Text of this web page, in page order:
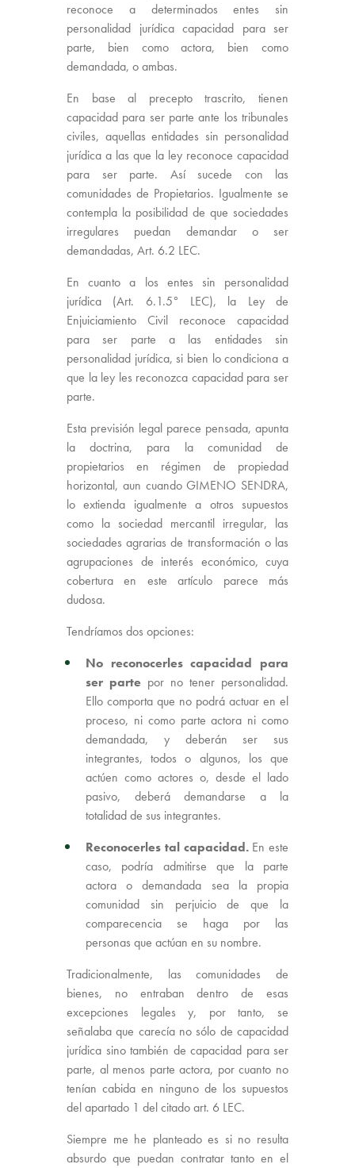
reconoce a determinados entes sin
personalidad jurídica capacidad para ser
parte, bien como actora, bien como
demandada, o ambas.
En base al precepto trascrito, tienen
capacidad para ser parte ante los tribunales
civiles, aquellas entidades sin personalidad
jurídica a las que la ley reconoce capacidad
para ser parte. Así sucede con las
comunidades de Propietarios. Igualmente se
contempla la posibilidad de que sociedades
irregulares puedan demandar o ser
demandadas, Art. 6.2 LEC.
En cuanto a los entes sin personalidad
jurídica (Art. 6.1.5° LEC), la Ley de
Enjuiciamiento Civil reconoce capacidad
para ser parte a las entidades sin
personalidad jurídica, si bien lo condiciona a
que la ley les reconozca capacidad para ser
parte.
Esta previsión legal parece pensada, apunta
la doctrina, para la comunidad de
propietarios en régimen de propiedad
horizontal, aun cuando GIMENO SENDRA,
lo extienda igualmente a otros supuestos
como la sociedad mercantil irregular, las
sociedades agrarias de transformación o las
agrupaciones de interés económico, cuya
cobertura en este artículo parece más
dudosa.
Tendríamos dos opciones:
No reconocerles capacidad para
ser parte por no tener personalidad.
Ello comporta que no podrá actuar en el
proceso, ni como parte actora ni como
demandada, y deberán ser sus
integrantes, todos o algunos, los que
actúen como actores o, desde el lado
pasivo, deberá demandarse a la
totalidad de sus integrantes.
Reconocerles tal capacidad. En este
caso, podría admitirse que la parte
actora o demandada sea la propia
comunidad sin perjuicio de que la
comparecencia se haga por las
personas que actúan en su nombre.
Tradicionalmente, las comunidades de
bienes, no entraban dentro de esas
excepciones legales y, por tanto, se
señalaba que carecía no sólo de capacidad
jurídica sino también de capacidad para ser
parte, al menos parte actora, por cuanto no
tenían cabida en ninguno de los supuestos
del apartado 1 del citado art. 6 LEC.
Siempre me he planteado es si no resulta
absurdo que puedan contratar tanto en el